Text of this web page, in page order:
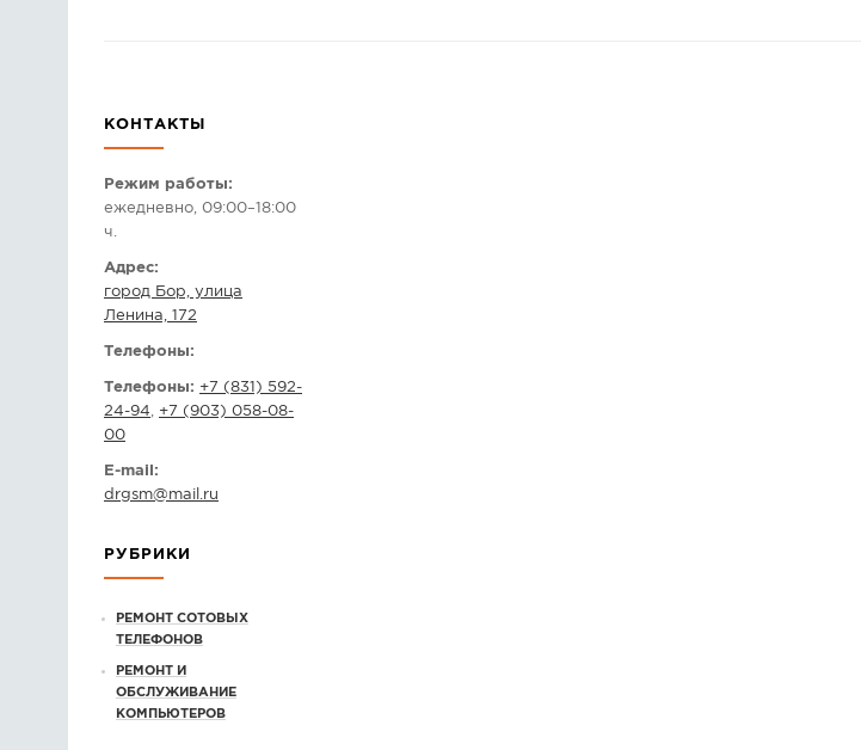
КОНТАКТЫ
Режим работы:
ежедневно, 09:00–18:00
ч.
Адрес:
город Бор, улица
Ленина, 172
Телефоны:
Телефоны: +7 (831) 592-
24-94
+7 (903) 058-08-
00
E-mail:
drgsm@mail.ru
РУБРИКИ
РЕМОНТ СОТОВЫХ
ТЕЛЕФОНОВ
РЕМОНТ И
ОБСЛУЖИВАНИЕ
КОМПЬЮТЕРОВ